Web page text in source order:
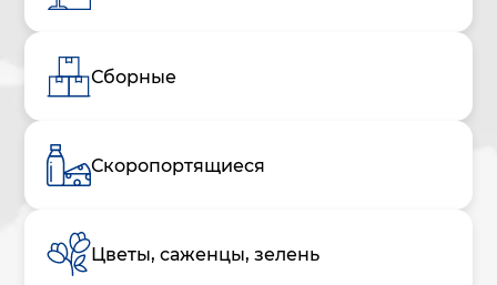
Сборные
Скоропортящиеся
Цветы, саженцы, зелень